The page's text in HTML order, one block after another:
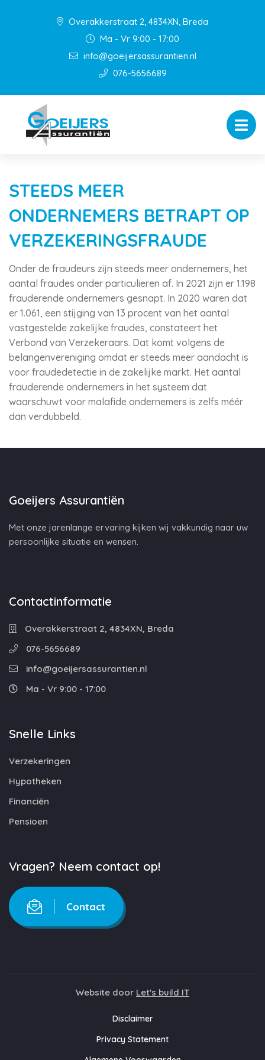
Overakkerstraat 2, 4834XN, Breda
Ma - Vr 9:00 - 17:00
info@goeijersassurantien.nl
076-5656689
STEEDS MEER
ONDERNEMERS BETRAPT OP
VERZEKERINGSFRAUDE
Onder de fraudeurs zijn steeds meer ondernemers, het
aantal fraudes onder particulieren af. In 2021 zijn er 1.198
frauderende ondernemers gesnapt. In 2020 waren dat
er 1.061, een stijging van 13 procent van het aantal
vastgestelde zakelijke fraudes, constateert het
Verbond van Verzekeraars. Dat komt volgens de
belangenvereniging omdat er steeds meer aandacht is
voor fraudedetectie in de zakelijke markt. Het aantal
frauderende ondernemers in het systeem dat
waarschuwt voor malafide ondernemers is zelfs méér
dan verdubbeld.
Goeijers Assurantiën
Met onze jarenlange ervaring kijken wij vakkundig naar uw
persoonlijke situatie en wensen.
Contactinformatie
Overakkerstraat 2, 4834XN, Breda
076-5656689
info@goeijersassurantien.nl
Ma - Vr 9:00 - 17:00
Snelle Links
Verzekeringen
Hypotheken
Financiën
Pensioen
Vragen? Neem contact op!
Contact
Website door Let's build IT
Disclaimer
Privacy Statement